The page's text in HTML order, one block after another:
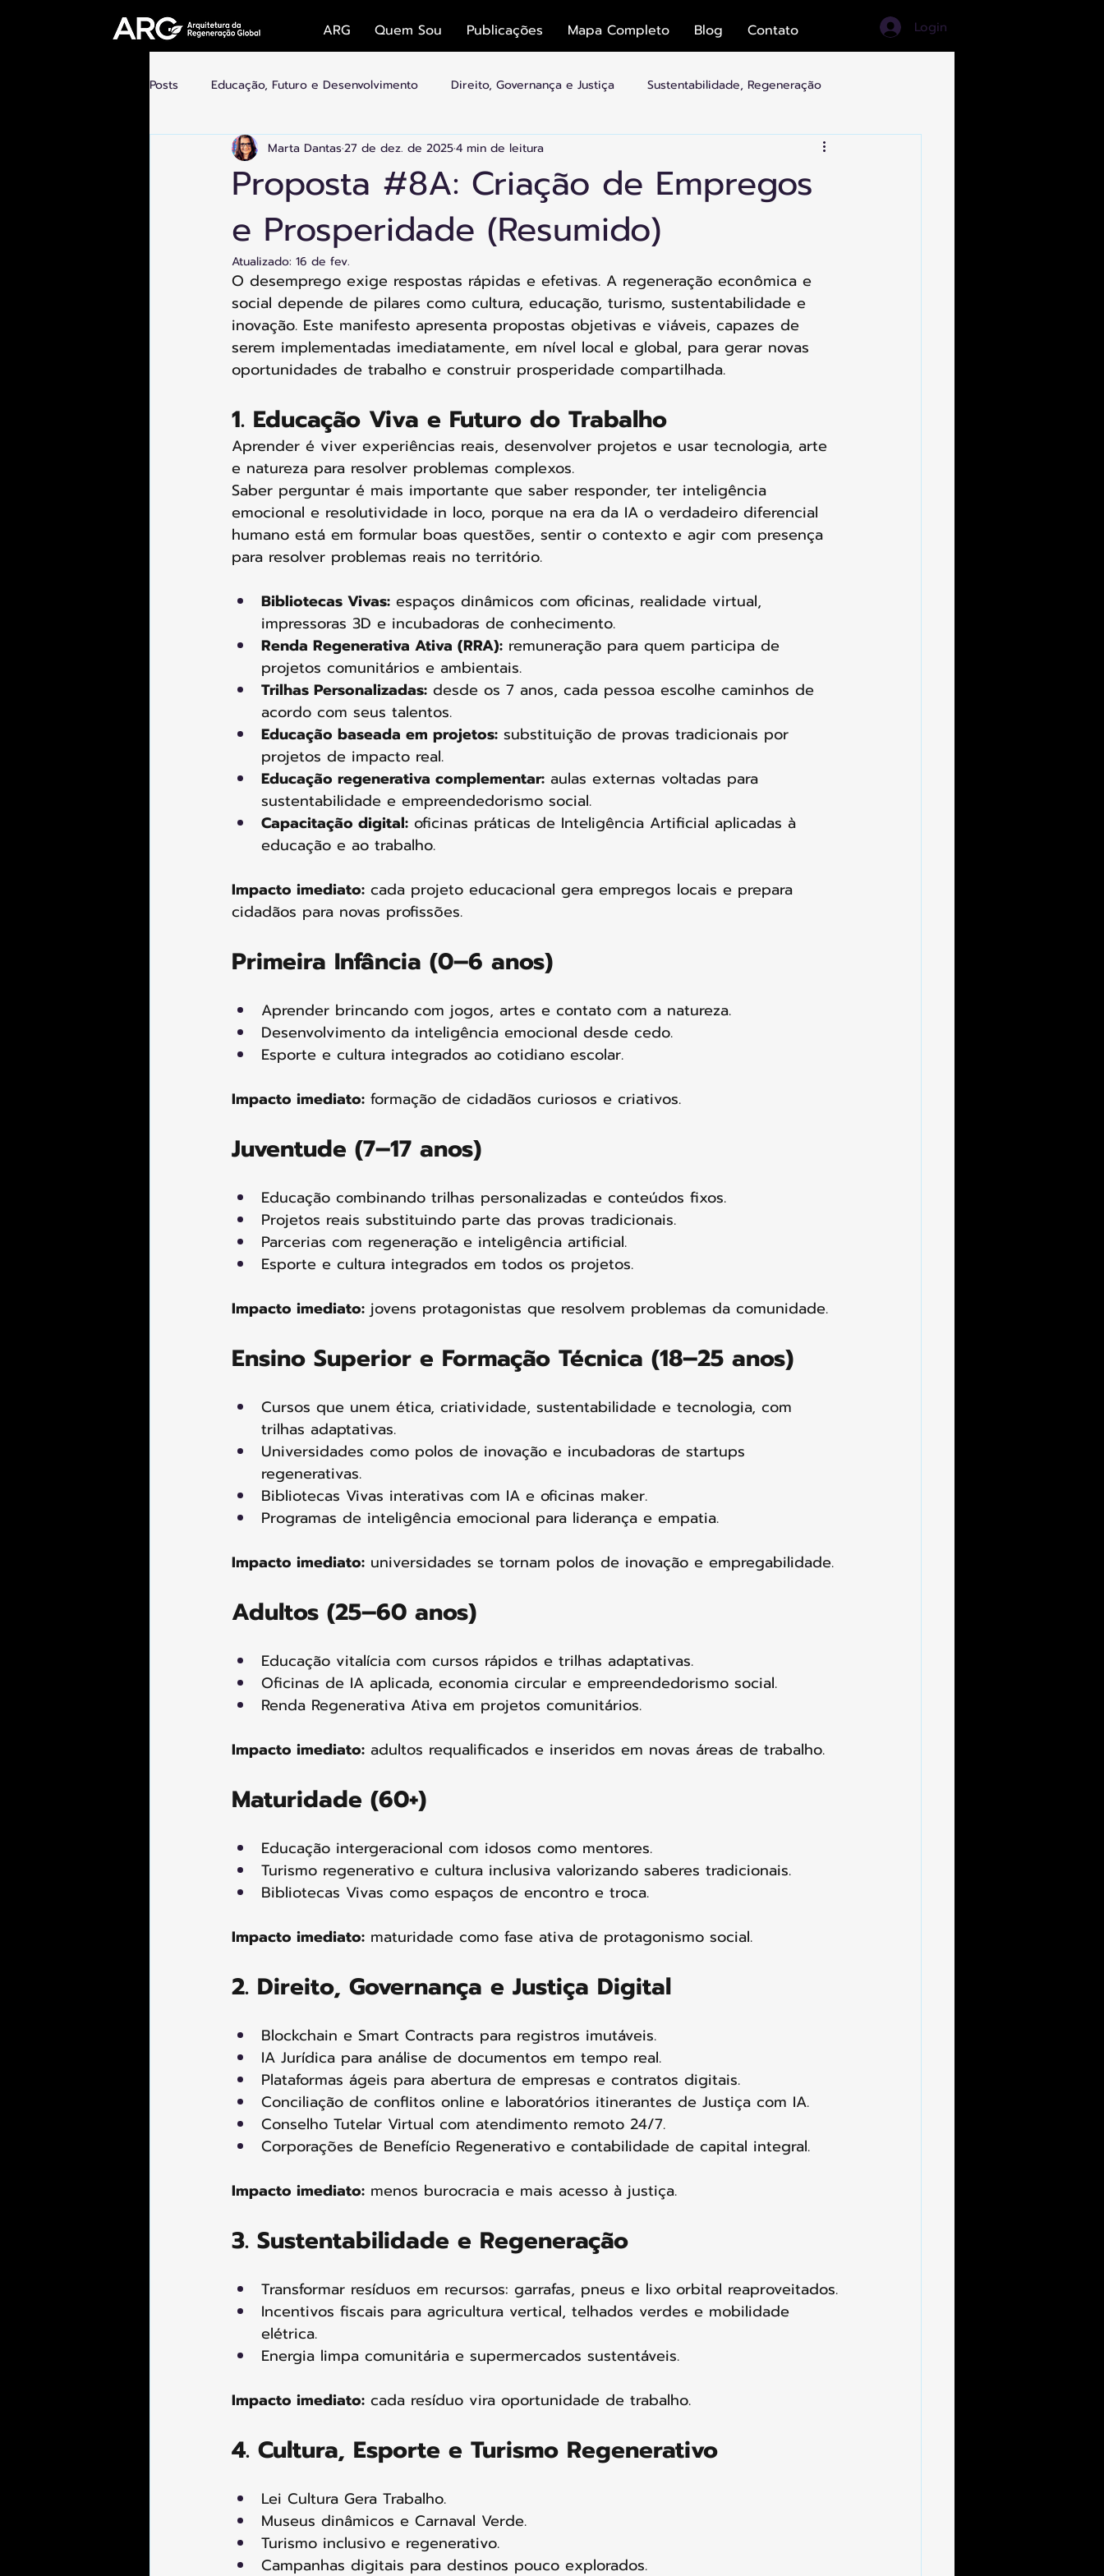
ARG Quem Sou Publicações Mapa Completo Blog Contato Login
Posts Educação, Futuro e Desenvolvimento Direito, Governança e Justiça Sustentabilidade, Regeneração
Futuro do Trabalho, Novas Economias Economia Colaborativa e Plataformas Cultura, Esportes, Turismo, Artes
Tecnologia e Humanidade Cidades Inteligentes Arquitetura e Transição
Proposta #8A: Criação de Empregos
e Prosperidade (Resumido)
Marta Dantas27 de dez. de 20254 min de leitura
Atualizado: 16 de fev.
O desemprego exige respostas rápidas e efetivas. A regeneração econômica e
social depende de pilares como cultura, educação, turismo, sustentabilidade e
inovação. Este manifesto apresenta propostas objetivas e viáveis, capazes de
serem implementadas imediatamente, em nível local e global, para gerar novas
oportunidades de trabalho e construir prosperidade compartilhada.
1. Educação Viva e Futuro do Trabalho
Aprender é viver experiências reais, desenvolver projetos e usar tecnologia, arte
e natureza para resolver problemas complexos.
Saber perguntar é mais importante que saber responder, ter inteligência
emocional e resolutividade in loco, porque na era da IA o verdadeiro diferencial
humano está em formular boas questões, sentir o contexto e agir com presença
para resolver problemas reais no território.
Bibliotecas Vivas: espaços dinâmicos com oficinas, realidade virtual,
impressoras 3D e incubadoras de conhecimento.
Renda Regenerativa Ativa (RRA): remuneração para quem participa de
projetos comunitários e ambientais.
Trilhas Personalizadas: desde os 7 anos, cada pessoa escolhe caminhos de
acordo com seus talentos.
Educação baseada em projetos: substituição de provas tradicionais por
projetos de impacto real.
Educação regenerativa complementar: aulas externas voltadas para
sustentabilidade e empreendedorismo social.
Capacitação digital: oficinas práticas de Inteligência Artificial aplicadas à
educação e ao trabalho.
Impacto imediato: cada projeto educacional gera empregos locais e prepara
cidadãos para novas profissões.
Primeira Infância (0–6 anos)
Aprender brincando com jogos, artes e contato com a natureza.
Desenvolvimento da inteligência emocional desde cedo.
Esporte e cultura integrados ao cotidiano escolar.
Impacto imediato: formação de cidadãos curiosos e criativos.
Juventude (7–17 anos)
Educação combinando trilhas personalizadas e conteúdos fixos.
Projetos reais substituindo parte das provas tradicionais.
Parcerias com regeneração e inteligência artificial.
Esporte e cultura integrados em todos os projetos.
Impacto imediato: jovens protagonistas que resolvem problemas da comunidade.
Ensino Superior e Formação Técnica (18–25 anos)
Cursos que unem ética, criatividade, sustentabilidade e tecnologia, com
trilhas adaptativas.
Universidades como polos de inovação e incubadoras de startups
regenerativas.
Bibliotecas Vivas interativas com IA e oficinas maker.
Programas de inteligência emocional para liderança e empatia.
Impacto imediato: universidades se tornam polos de inovação e empregabilidade.
Adultos (25–60 anos)
Educação vitalícia com cursos rápidos e trilhas adaptativas.
Oficinas de IA aplicada, economia circular e empreendedorismo social.
Renda Regenerativa Ativa em projetos comunitários.
Impacto imediato: adultos requalificados e inseridos em novas áreas de trabalho.
Maturidade (60+)
Educação intergeracional com idosos como mentores.
Turismo regenerativo e cultura inclusiva valorizando saberes tradicionais.
Bibliotecas Vivas como espaços de encontro e troca.
Impacto imediato: maturidade como fase ativa de protagonismo social.
2. Direito, Governança e Justiça Digital
Blockchain e Smart Contracts para registros imutáveis.
IA Jurídica para análise de documentos em tempo real.
Plataformas ágeis para abertura de empresas e contratos digitais.
Conciliação de conflitos online e laboratórios itinerantes de Justiça com IA.
Conselho Tutelar Virtual com atendimento remoto 24/7.
Corporações de Benefício Regenerativo e contabilidade de capital integral.
Impacto imediato: menos burocracia e mais acesso à justiça.
3. Sustentabilidade e Regeneração
Transformar resíduos em recursos: garrafas, pneus e lixo orbital reaproveitados.
Incentivos fiscais para agricultura vertical, telhados verdes e mobilidade
elétrica.
Energia limpa comunitária e supermercados sustentáveis.
Impacto imediato: cada resíduo vira oportunidade de trabalho.
4. Cultura, Esporte e Turismo Regenerativo
Lei Cultura Gera Trabalho.
Museus dinâmicos e Carnaval Verde.
Turismo inclusivo e regenerativo.
Campanhas digitais para destinos pouco explorados.